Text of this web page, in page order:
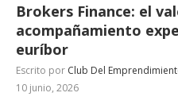
Brokers Finance: el
acompañamiento
euríbor
Escrito por Club Del
10 junio, 2026